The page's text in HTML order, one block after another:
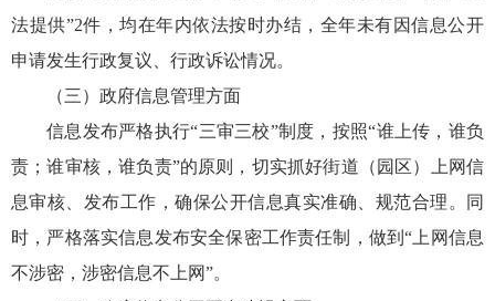
法提供”2件，均在年内依法按时办结，全年未有因信息公开
申请发生行政复议、行政诉讼情况。
（三）政府信息管理方面
信息发布严格执行“三审三校”制度，按照“谁上传，谁负
责；谁审核，谁负责”的原则，切实抓好街道（园区）上网信
息审核、发布工作，确保公开信息真实准确、规范合理。同
时，严格落实信息发布安全保密工作责任制，做到“上网信息
不涉密，涉密信息不上网”。